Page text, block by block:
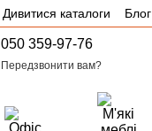
Дивитися каталоги Блог
050 359-97-76
Передзвонити вам?